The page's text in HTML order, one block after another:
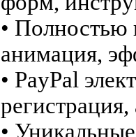
• Полностью
анимация,
• PayPal
регистрация,
•